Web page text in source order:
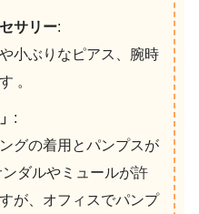
サリー:
小ぶりなピアス、腕時
。
:
グの着用とパンプスが
ダルやミュールが許
が、オフィスでパンプ